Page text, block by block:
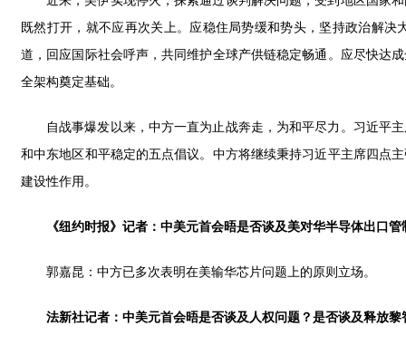
既然打开，就不应再次关上。应稳住局势缓和势头，坚持政治解
道，回应国际社会呼声，共同维护全球产供链稳定畅通。应尽快达
全架构奠定基础。
自战事爆发以来，中方一直为止战奔走，为和平尽力。习近平
和中东地区和平稳定的五点倡议。中方将继续秉持习近平主席四点
建设性作用。
《纽约时报》记者：中美元首会晤是否谈及美对华半导体出口管
郭嘉昆：中方已多次表明在美输华芯片问题上的原则立场。
法新社记者：中美元首会晤是否谈及人权问题？是否谈及释放黎